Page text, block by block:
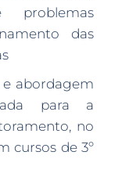
das
e abordagem
para a
no
cursos de 3º